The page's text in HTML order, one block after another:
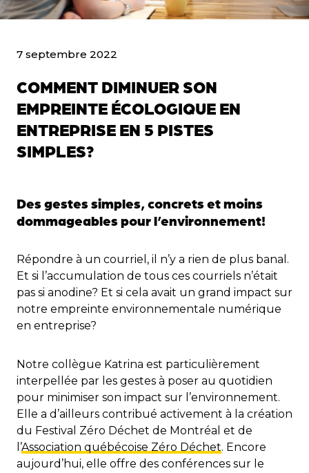
7 septembre 2022
COMMENT DIMINUER SON
EMPREINTE ÉCOLOGIQUE EN
ENTREPRISE EN 5 PISTES
SIMPLES?
Des gestes simples, concrets et moins
dommageables pour l’environnement!
Répondre à un courriel, il n’y a rien de plus banal.
Et si l’accumulation de tous ces courriels n’était
pas si anodine? Et si cela avait un grand impact sur
notre empreinte environnementale numérique
en entreprise?
Notre collègue Katrina est particulièrement
interpellée par les gestes à poser au quotidien
pour minimiser son impact sur l’environnement.
Elle a d’ailleurs contribué activement à la création
du Festival Zéro Déchet de Montréal et de
l’Association québécoise Zéro Déchet. Encore
aujourd’hui, elle offre des conférences sur le